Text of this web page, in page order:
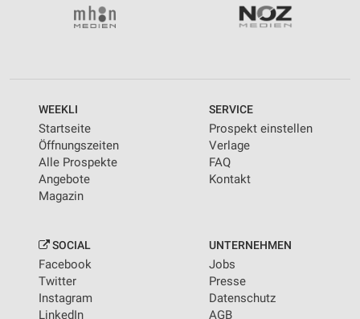
WEEKLI
Startseite
Öffnungszeiten
Alle Prospekte
Angebote
Magazin
SERVICE
Prospekt einstellen
Verlage
FAQ
Kontakt
SOCIAL
Facebook
Twitter
Instagram
LinkedIn
UNTERNEHMEN
Jobs
Presse
Datenschutz
AGB